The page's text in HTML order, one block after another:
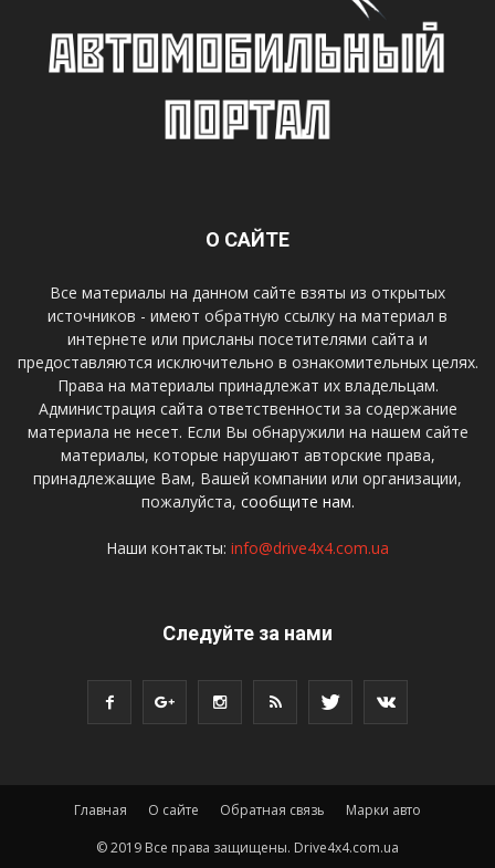
О САЙТЕ
Все материалы на данном сайте взяты из открытых
источников - имеют обратную ссылку на материал в
интернете или присланы посетителями сайта и
предоставляются исключительно в ознакомительных целях.
Права на материалы принадлежат их владельцам.
Администрация сайта ответственности за содержание
материала не несет. Если Вы обнаружили на нашем сайте
материалы, которые нарушают авторские права,
принадлежащие Вам, Вашей компании или организации,
пожалуйста, сообщите нам.
Наши контакты: info@drive4x4.com.ua
Следуйте за нами
Главная О сайте Обратная связь
Марки авто
© 2019 Все права защищены. Drive4x4.com.ua